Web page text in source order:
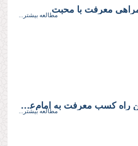
معرفت با محبتمطالعه بیشتر...
جلسه هشتم؛ بهترین راه کسب معرفت به امام‌علیه‌السلام
مطالعه بیشتر...